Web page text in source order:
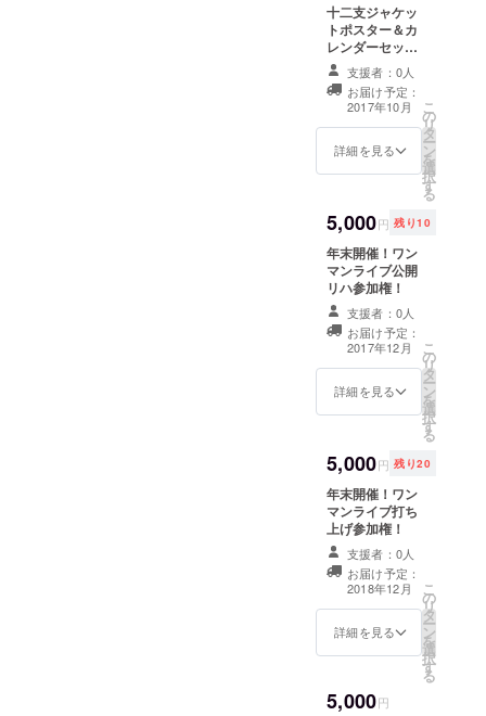
十二支ジャケッ
トポスター＆カ
レンダーセッ
ト！ （デザイン
後日発表！）
支援者：0人
お届け予定：
2017年10月
詳細を見る
こ
の
リ
タ
ー
ン
を
選
択
す
る
5,000円 残り10
年末開催！ワン
マンライブ公開
リハ参加権！
支援者：0人
お届け予定：
2017年12月
詳細を見る
こ
の
リ
タ
ー
ン
を
選
択
す
る
5,000円 残り20
年末開催！ワン
マンライブ打ち
上げ参加権！
支援者：0人
お届け予定：
2018年12月
詳細を見る
こ
の
リ
タ
ー
ン
を
選
択
す
る
5,000円